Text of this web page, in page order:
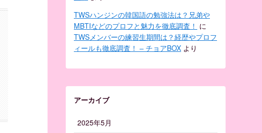
TWSハンジンの韓国語の勉強法は？兄弟や
MBTIなどのプロフと魅力を徹底調査！ に
TWSメンバーの練習生期間は？経歴やプロフ
ィールも徹底調査！ – チョアBOX より
アーカイブ
2025年5月